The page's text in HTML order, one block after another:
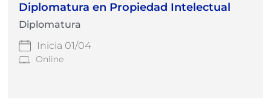
Diplomatura en Propiedad Intelectual
Diplomatura
Inicia 01/04
Online